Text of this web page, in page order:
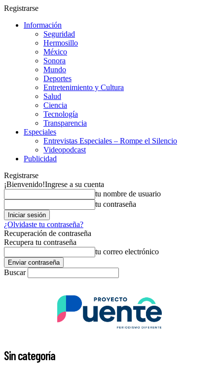
Registrarse
Información
Seguridad
Hermosillo
México
Sonora
Mundo
Deportes
Entretenimiento y Cultura
Salud
Ciencia
Tecnología
Transparencia
Especiales
Entrevistas Especiales – Rompe el Silencio
Videopodcast
Publicidad
Registrarse
¡Bienvenido!Ingrese a su cuenta
tu nombre de usuario
tu contraseña
¿Olvidaste tu contraseña?
Recuperación de contraseña
Recupera tu contraseña
tu correo electrónico
Buscar
Sin categoría